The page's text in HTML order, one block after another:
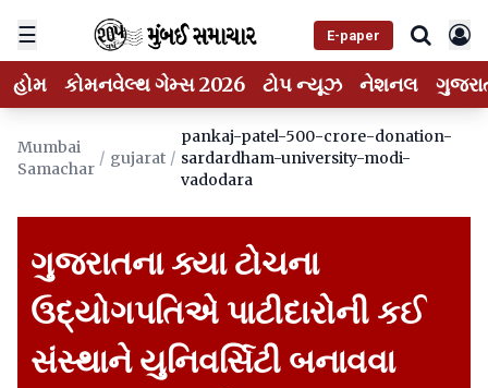
☰ E-paper
હોમ કોમનવેલ્થ ગેમ્સ 2026 ટોપ ન્યૂઝ નેશનલ
Mumbai
Samachar
/ gujarat /
pankaj-patel-500-crore-donation-
sardardham-university-modi-
vadodara
ગુજરાતના ક્યા ટોચના
ઉદ્યોગપતિએ પાટીદારોની કઈ
સંસ્થાને યુનિવર્સિટી બનાવવા